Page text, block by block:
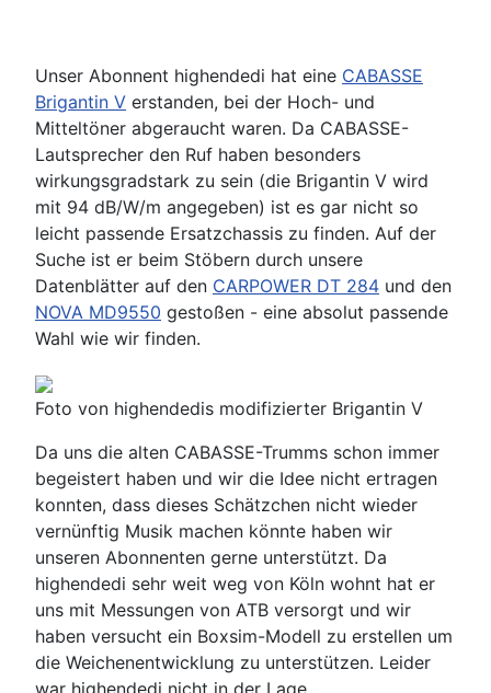
Unser Abonnent highendedi hat eine CABASSE
Brigantin V erstanden, bei der Hoch- und
Mitteltöner abgeraucht waren. Da CABASSE-
Lautsprecher den Ruf haben besonders
wirkungsgradstark zu sein (die Brigantin V wird
mit 94 dB/W/m angegeben) ist es gar nicht so
leicht passende Ersatzchassis zu finden. Auf der
Suche ist er beim Stöbern durch unsere
Datenblätter auf den CARPOWER DT 284 und den
NOVA MD9550 gestoßen - eine absolut passende
Wahl wie wir finden.
Foto von highendedis modifizierter Brigantin V
Da uns die alten CABASSE-Trumms schon immer
begeistert haben und wir die Idee nicht ertragen
konnten, dass dieses Schätzchen nicht wieder
vernünftig Musik machen könnte haben wir
unseren Abonnenten gerne unterstützt. Da
highendedi sehr weit weg von Köln wohnt hat er
uns mit Messungen von ATB versorgt und wir
haben versucht ein Boxsim-Modell zu erstellen um
die Weichenentwicklung zu unterstützen. Leider
war highendedi nicht in der Lage